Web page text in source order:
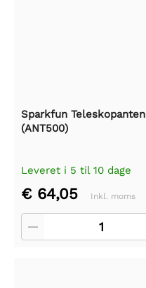
Sparkfun
(ANT500)
Leveret i 5 til 10 dage
€ 64,05 Inkl. moms